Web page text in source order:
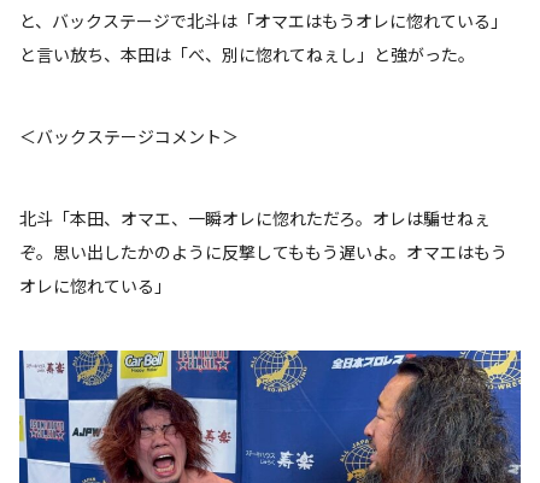
と、バックステージで北斗は「オマエはもうオレに惚れている」
と言い放ち、本田は「べ、別に惚れてねぇし」と強がった。
＜バックステージコメント＞
北斗「本田、オマエ、一瞬オレに惚れただろ。オレは騙せねぇ
ぞ。思い出したかのように反撃してももう遅いよ。オマエはもう
オレに惚れている」